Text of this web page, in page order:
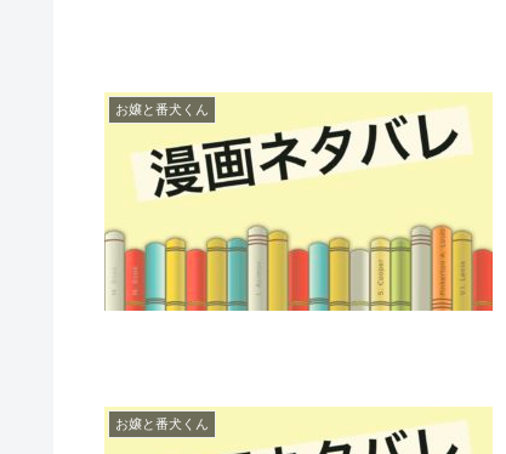
お嬢と番犬くん
お嬢と番犬くん